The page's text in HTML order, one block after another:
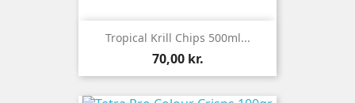
Tropical Krill Chips 500ml...
Pris
70,00 kr.